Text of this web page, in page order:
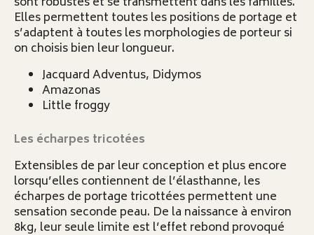
Elles permettent toutes les positions de portage et
s’adaptent à toutes les morphologies de porteur si
on choisis bien leur longueur.
Jacquard Adventus, Didymos
Amazonas
Little froggy
Les écharpes tricotées
Extensibles de par leur conception et plus encore
lorsqu’elles contiennent de l’élasthanne, les
écharpes de portage tricottées permettent une
sensation seconde peau. De la naissance à environ
8kg, leur seule limite est l’effet rebond provoqué